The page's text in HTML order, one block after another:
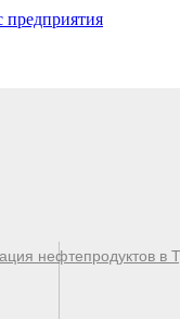
предприятия
нефтепродуктов в